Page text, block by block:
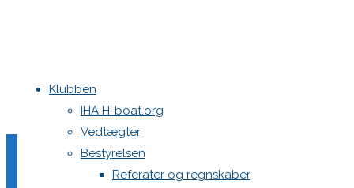
Klubben
IHA H-boat.org
Vedtægter
Bestyrelsen
Referater og regnskaber
Home
Medie
MCM Category: